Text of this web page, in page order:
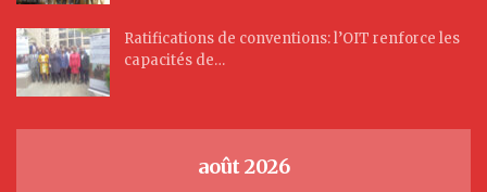
Ratifications de conventions: l’OIT renforce les
capacités de…
août 2026